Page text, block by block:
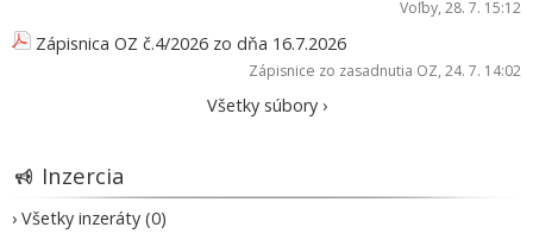
Voľby, 28. 7. 15:12
Zápisnica OZ č.4/2026 zo dňa 16.7.2026
Zápisnice zo zasadnutia OZ, 24. 7. 14:02
Všetky súbory ›
Inzercia
› Všetky inzeráty (0)